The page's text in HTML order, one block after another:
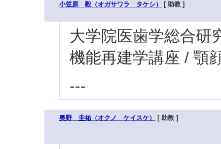
小笠原 毅（オガサワラ タケシ） [ 助教 ]
大学院医歯学総合研
機能再建学講座 / 顎
---
奥野 圭祐（オクノ ケイスケ） [ 助教 ]